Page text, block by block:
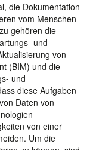
die Dokumentation
vom Menschen
gehören die
und
von
(BIM) und die
und
diese Aufgaben
Daten von
von einer
Um die